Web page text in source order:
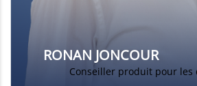
RONAN JONCOUR
Conseiller produit pour les